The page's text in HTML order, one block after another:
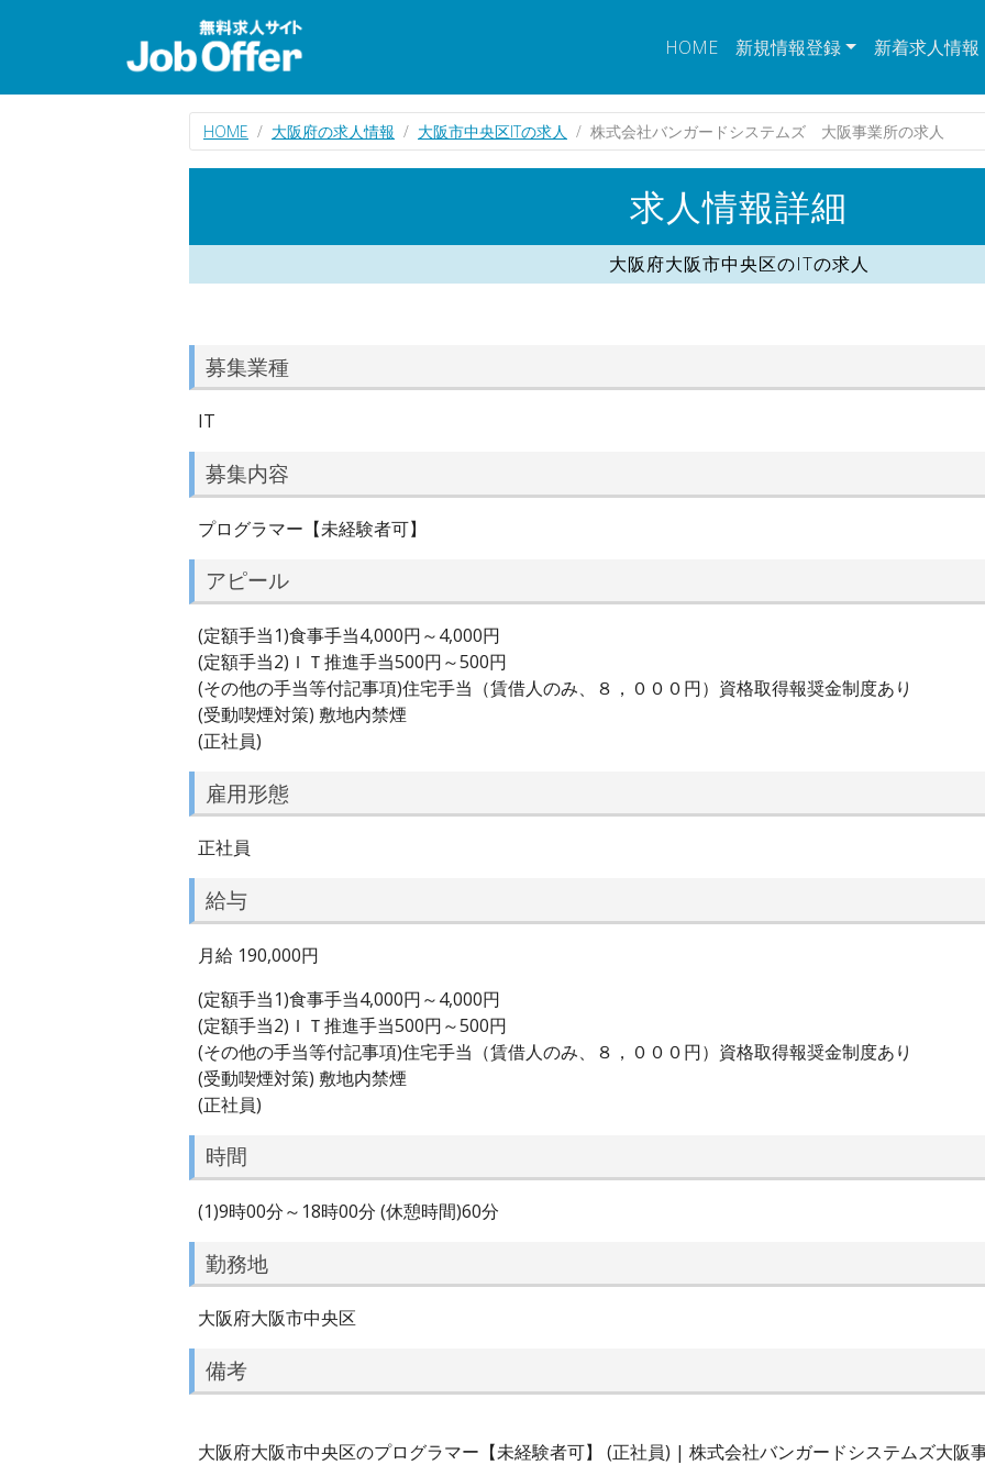
HOME 新規情報登録 新着求人情報
HOME 大阪府の求人情報 大阪市中央区ITの求人 株式会社バンガードシステムズ 大阪事業所の求人
求人情報詳細
大阪府大阪市中央区のITの求人
募集業種
IT
募集内容
プログラマー【未経験者可】
アピール
(定額手当1)食事手当4,000円～4,000円
(定額手当2)ＩＴ推進手当500円～500円
(その他の手当等付記事項)住宅手当（賃借人のみ、８，０００円）資格取得報奨金制度あり
(受動喫煙対策) 敷地内禁煙
(正社員)
雇用形態
正社員
給与
月給 190,000円
(定額手当1)食事手当4,000円～4,000円
(定額手当2)ＩＴ推進手当500円～500円
(その他の手当等付記事項)住宅手当（賃借人のみ、８，０００円）資格取得報奨金制度あり
(受動喫煙対策) 敷地内禁煙
(正社員)
時間
(1)9時00分～18時00分 (休憩時間)60分
勤務地
大阪府大阪市中央区
備考
大阪府大阪市中央区のプログラマー【未経験者可】 (正社員) | 株式会社バンガードシステムズ大阪